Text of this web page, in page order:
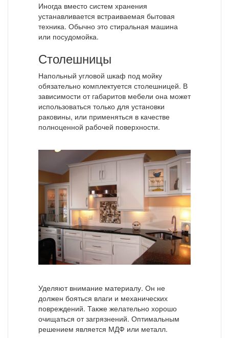
Иногда вместо систем хранения
устанавливается встраиваемая бытовая
техника. Обычно это стиральная машина
или посудомойка.
Столешницы
Напольный угловой шкаф под мойку
обязательно комплектуется столешницей. В
зависимости от габаритов мебели она может
использоваться только для установки
раковины, или применяться в качестве
полноценной рабочей поверхности.
Уделяют внимание материалу. Он не
должен бояться влаги и механических
повреждений. Также желательно хорошо
очищаться от загрязнений. Оптимальным
решением является МДФ или металл.